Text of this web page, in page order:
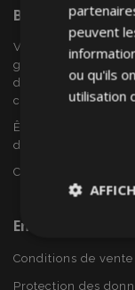
Bienvenue Sur
VTV voiture est
gros d'accessoires
déflecteurs de
couvertures de
Êtes-vous
devenir notre
Contactez-nous
En Savoir Plus
Conditions de vente
Protection des
peuvent
ou qu'ils
utilisation